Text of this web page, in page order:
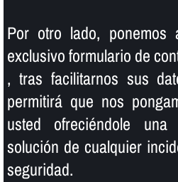
Por otro lado,
exclusivo formulario de
, tras facilitarnos sus
permitirá que nos
usted ofreciéndole
solución de cualquier
seguridad.